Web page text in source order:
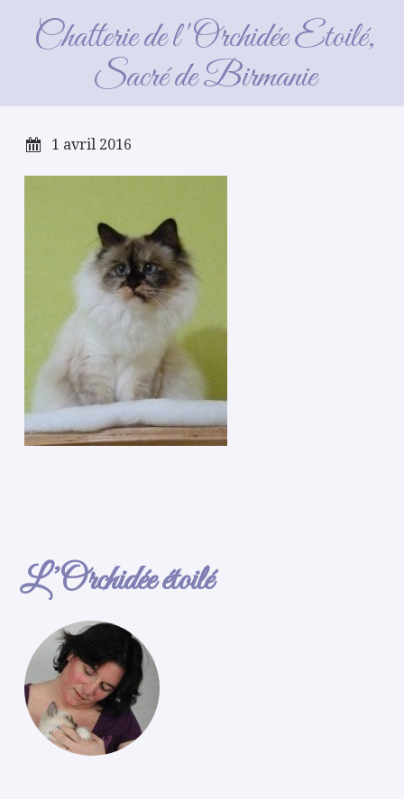
Chatterie de l'Orchidée Etoilé,
Sacré de Birmanie
Seal Tortie
1 avril 2016
L’Orchidée étoilé